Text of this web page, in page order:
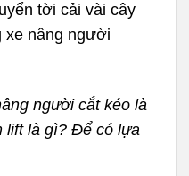
tời cải vài cây
xe nâng người
người cắt kéo là
lift là gì? Để có lựa